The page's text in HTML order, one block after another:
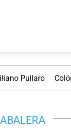
Pullaro